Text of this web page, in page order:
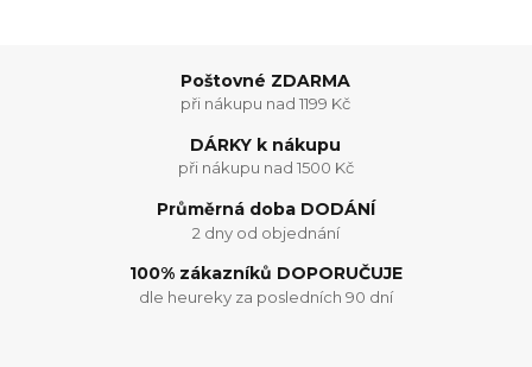
Poštovné ZDARMA
při nákupu nad 1199 Kč
DÁRKY k nákupu
při nákupu nad 1500 Kč
Průměrná doba DODÁNÍ
2 dny od objednání
100% zákazníků DOPORUČUJE
dle heureky za posledních 90 dní